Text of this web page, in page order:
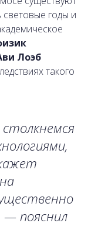
годы и
Лоэб
такого
столкнемся
— пояснил